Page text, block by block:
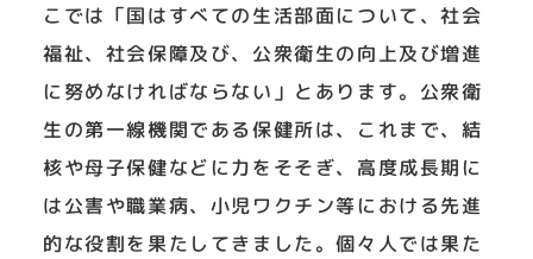
こでは「国はすべての生活部面について、社会
福祉、社会保障及び、公衆衛生の向上及び増進
に努めなければならない」とあります。公衆衛
生の第一線機関である保健所は、これまで、結
核や母子保健などに力をそそぎ、高度成長期に
は公害や職業病、小児ワクチン等における先進
的な役割を果たしてきました。個々人では果た